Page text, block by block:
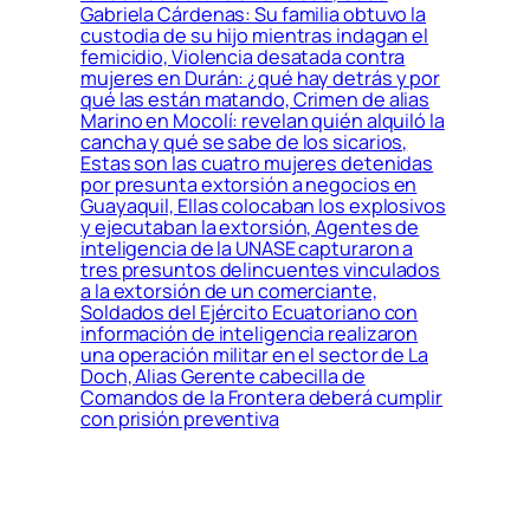
Gabriela Cárdenas: Su familia obtuvo la
custodia de su hijo mientras indagan el
femicidio, Violencia desatada contra
mujeres en Durán: ¿qué hay detrás y por
qué las están matando, Crimen de alias
Marino en Mocolí: revelan quién alquiló la
cancha y qué se sabe de los sicarios,
Estas son las cuatro mujeres detenidas
por presunta extorsión a negocios en
Guayaquil, Ellas colocaban los explosivos
y ejecutaban la extorsión, Agentes de
inteligencia de la UNASE capturaron a
tres presuntos delincuentes vinculados
a la extorsión de un comerciante,
Soldados del Ejército Ecuatoriano con
información de inteligencia realizaron
una operación militar en el sector de La
Doch, Alias Gerente cabecilla de
Comandos de la Frontera deberá cumplir
con prisión preventiva